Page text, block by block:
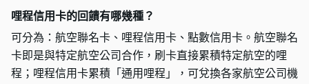
哩程信用卡的回饋有哪幾種？
可分為：航空聯名卡、哩程信用卡、點數信用卡。航空聯名
卡即是與特定航空公司合作，刷卡直接累積特定航空的哩
程；哩程信用卡累積「通用哩程」，可兌換各家航空公司機